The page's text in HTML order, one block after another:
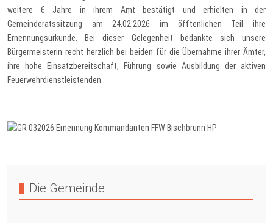
weitere 6 Jahre in ihrem Amt bestätigt und erhielten in der
Gemeinderatssitzung am 24,02.2026 im öfftenlichen Teil ihre
Ernennungsurkunde. Bei dieser Gelegenheit bedankte sich unsere
Bürgermeisterin recht herzlich bei beiden für die Übernahme ihrer Ämter,
ihre hohe Einsatzbereitschaft, Führung sowie Ausbildung der aktiven
Feuerwehrdienstleistenden.
Die Gemeinde